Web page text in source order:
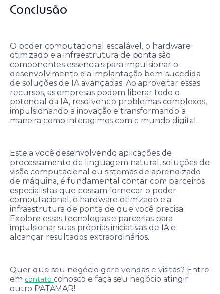
Conclusão
O poder computacional escalável, o hardware
otimizado e a infraestrutura de ponta são
componentes essenciais para impulsionar o
desenvolvimento e a implantação bem-sucedida
de soluções de IA avançadas. Ao aproveitar esses
recursos, as empresas podem liberar todo o
potencial da IA, resolvendo problemas complexos,
impulsionando a inovação e transformando a
maneira como interagimos com o mundo digital.
Esteja você desenvolvendo aplicações de
processamento de linguagem natural, soluções de
visão computacional ou sistemas de aprendizado
de máquina, é fundamental contar com parceiros
especialistas que possam fornecer o poder
computacional, o hardware otimizado e a
infraestrutura de ponta de que você precisa.
Explore essas tecnologias e parcerias para
impulsionar suas próprias iniciativas de IA e
alcançar resultados extraordinários.
Quer que seu negócio gere vendas e visitas? Entre
em contato conosco e faça seu negócio atingir
outro PATAMAR!